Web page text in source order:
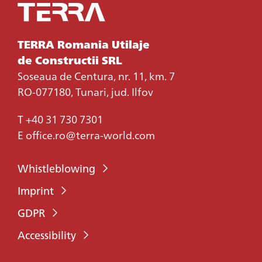
TERRA Romania Utilaje
de Constructii SRL
Soseaua de Centura, nr. 11, km. 7
RO-077180, Tunari, jud. Ilfov
T+40 31 730 7301
E office.ro@terra-world.com
Whistleblowing
Imprint
GDPR
Accessibility